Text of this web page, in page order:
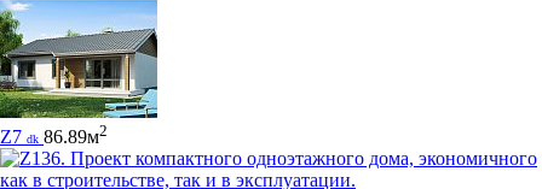
Z7 dk 86.89м2